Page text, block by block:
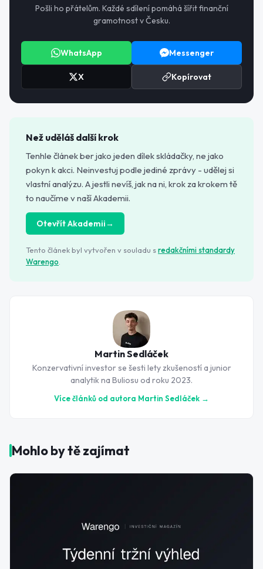
Pošli ho přátelům. Každé sdílení pomáhá šířit finanční
gramotnost v Česku.
WhatsApp Messenger
X Kopírovat
Než uděláš další krok
Tenhle článek ber jako jeden dílek skládačky, ne jako
pokyn k akci. Neinvestuj podle jediné zprávy - udělej si
vlastní analýzu. A jestli nevíš, jak na ni, krok za krokem tě
to naučíme v naší Akademii.
Otevřít Akademii→
Tento článek byl vytvořen v souladu sredakčními standardy
Warengo
Martin Sedláček
Konzervativní investor se šesti lety zkušeností a junior
analytik na Buliosu od roku 2023.
Více článků od autora Martin Sedláček →
Mohlo by tě zajímat